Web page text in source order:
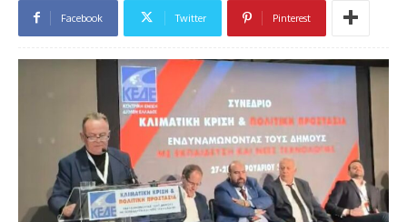
Facebook Twitter Pinterest